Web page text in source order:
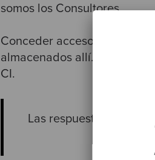
somos los Consultores.
Conceder acceso a un
almacenados allí. Si no
CI.
Las respuestas que